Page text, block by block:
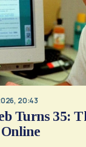
20:43
Turns 35: